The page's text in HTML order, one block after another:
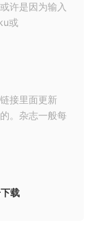
许是因为输入
或
接里面更新
。杂志一般每
载